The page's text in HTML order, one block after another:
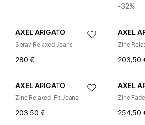
-32%
AXEL ARIGATO
Spray Relaxed Jeans
280 €
AXEL
Zine
203,50
AXEL ARIGATO
Zine Relaxed-Fit Jeans
203,50 €
AXEL
Zine
254,50